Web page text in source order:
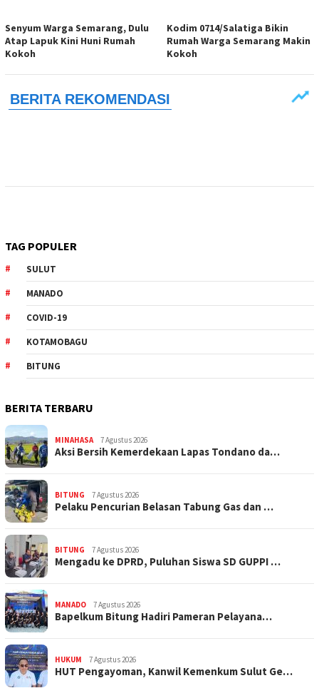
Senyum Warga Semarang, Dulu
Atap Lapuk Kini Huni Rumah
Kokoh
Kodim 0714/Salatiga Bikin
Rumah Warga Semarang Makin
Kokoh
TAG POPULER
SULUT
MANADO
COVID-19
KOTAMOBAGU
BITUNG
BERITA TERBARU
MINAHASA 7 Agustus 2026
Aksi Bersih Kemerdekaan Lapas Tondano da…
BITUNG 7 Agustus 2026
Pelaku Pencurian Belasan Tabung Gas dan …
BITUNG 7 Agustus 2026
Mengadu ke DPRD, Puluhan Siswa SD GUPPI …
MANADO 7 Agustus 2026
‎Bapelkum Bitung Hadiri Pameran Pelayana…
HUKUM 7 Agustus 2026
HUT Pengayoman, Kanwil Kemenkum Sulut Ge…